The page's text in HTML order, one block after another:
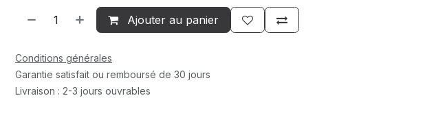
Ajouter au panier
Conditions générales
Garantie satisfait ou remboursé de 30 jours
Livraison : 2-3 jours ouvrables